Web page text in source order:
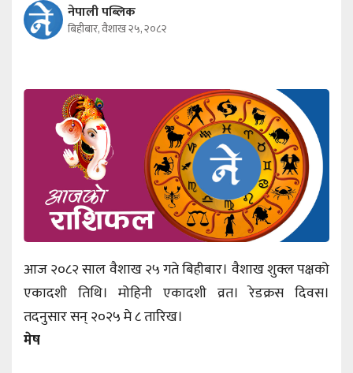
नेपाली पब्लिक
बिहीबार, वैशाख २५, २०८२
आज २०८२ साल वैशाख २५ गते बिहीबार। वैशाख शुक्ल पक्षको
एकादशी तिथि। मोहिनी एकादशी व्रत। रेडक्रस दिवस।
तदनुसार सन् २०२५ मे ८ तारिख।
मेष